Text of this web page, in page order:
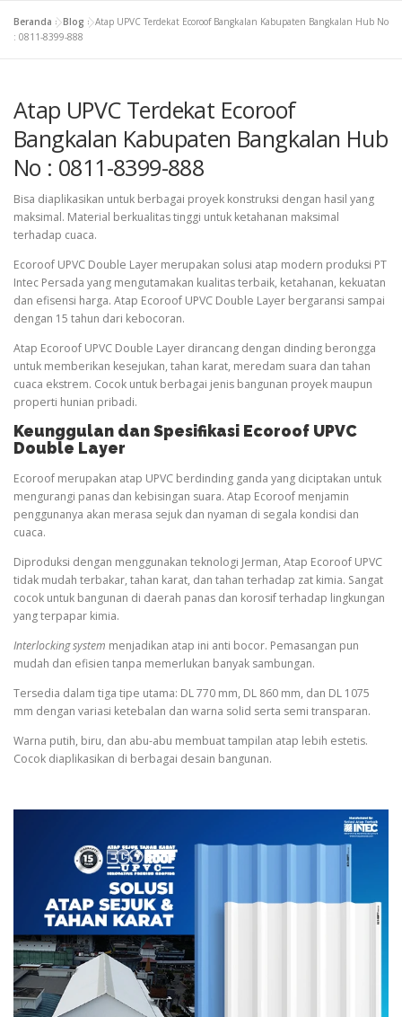
Beranda »Blog »Atap UPVC Terdekat Ecoroof Bangkalan Kabupaten Bangkalan Hub No
: 0811-8399-888
Atap UPVC Terdekat Ecoroof
Bangkalan Kabupaten Bangkalan Hub
No : 0811-8399-888
Bisa diaplikasikan untuk berbagai proyek konstruksi dengan hasil yang
maksimal. Material berkualitas tinggi untuk ketahanan maksimal
terhadap cuaca.
Ecoroof UPVC Double Layer merupakan solusi atap modern produksi PT
Intec Persada yang mengutamakan kualitas terbaik, ketahanan, kekuatan
dan efisensi harga. Atap Ecoroof UPVC Double Layer bergaransi sampai
dengan 15 tahun dari kebocoran.
Atap Ecoroof UPVC Double Layer dirancang dengan dinding berongga
untuk memberikan kesejukan, tahan karat, meredam suara dan tahan
cuaca ekstrem. Cocok untuk berbagai jenis bangunan proyek maupun
properti hunian pribadi.
Keunggulan dan Spesifikasi Ecoroof UPVC
Double Layer
Ecoroof merupakan atap UPVC berdinding ganda yang diciptakan untuk
mengurangi panas dan kebisingan suara. Atap Ecoroof menjamin
penggunanya akan merasa sejuk dan nyaman di segala kondisi dan
cuaca.
Diproduksi dengan menggunakan teknologi Jerman, Atap Ecoroof UPVC
tidak mudah terbakar, tahan karat, dan tahan terhadap zat kimia. Sangat
cocok untuk bangunan di daerah panas dan korosif terhadap lingkungan
yang terpapar kimia.
Interlocking system menjadikan atap ini anti bocor. Pemasangan pun
mudah dan efisien tanpa memerlukan banyak sambungan.
Tersedia dalam tiga tipe utama: DL 770 mm, DL 860 mm, dan DL 1075
mm dengan variasi ketebalan dan warna solid serta semi transparan.
Warna putih, biru, dan abu-abu membuat tampilan atap lebih estetis.
Cocok diaplikasikan di berbagai desain bangunan.